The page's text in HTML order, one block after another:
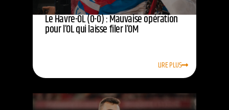
Le Havre-OL (0-0) : Mauvaise opération
pour l’OL qui laisse filer l’OM
LIRE PLUS